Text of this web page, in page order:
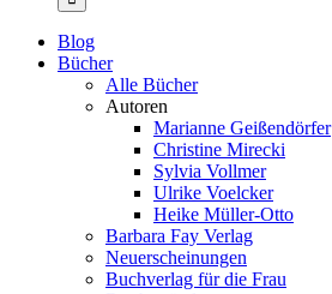
Blog
Bücher
Alle Bücher
Autoren
Marianne Geißendörfer
Christine Mirecki
Sylvia Vollmer
Ulrike Voelcker
Heike Müller-Otto
Barbara Fay Verlag
Neuerscheinungen
Buchverlag für die Frau